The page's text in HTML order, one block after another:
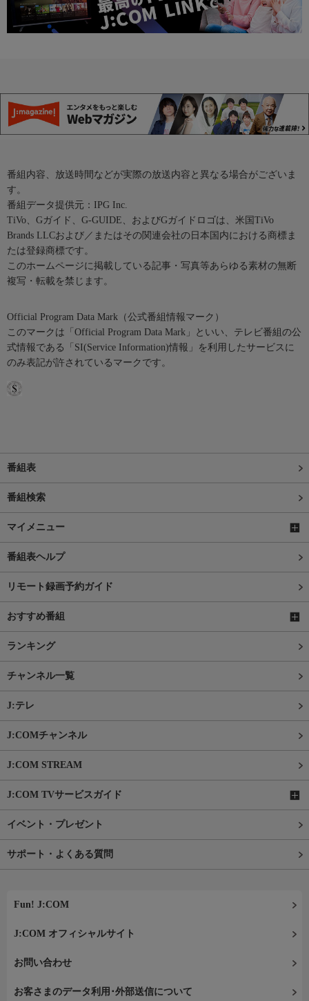
番組内容、放送時間などが実際の放送内容と異なる場合がございま
す。
番組データ提供元：IPG Inc.
TiVo、Gガイド、G-GUIDE、およびGガイドロゴは、米国TiVo
Brands LLCおよび／またはその関連会社の日本国内における商標ま
たは登録商標です。
このホームページに掲載している記事・写真等あらゆる素材の無断
複写・転載を禁じます。
Official Program Data Mark（公式番組情報マーク）
このマークは「Official Program Data Mark」といい、テレビ番組の公
式情報である「SI(Service Information)情報」を利用したサービスに
のみ表記が許されているマークです。
番組表
番組検索
マイメニュー
番組表ヘルプ
リモート録画予約ガイド
おすすめ番組
ランキング
チャンネル一覧
J:テレ
J:COMチャンネル
J:COM STREAM
J:COM TVサービスガイド
イベント・プレゼント
サポート・よくある質問
Fun! J:COM
J:COM オフィシャルサイト
お問い合わせ
お客さまのデータ利用･外部送信について